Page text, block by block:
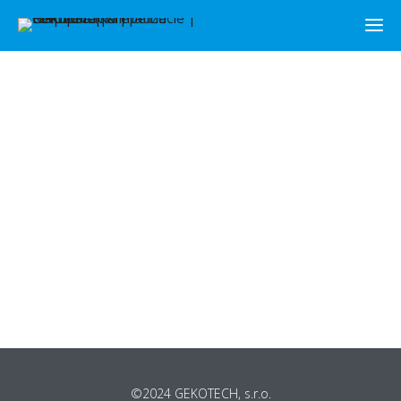
©2024 GEKOTECH, s.r.o.